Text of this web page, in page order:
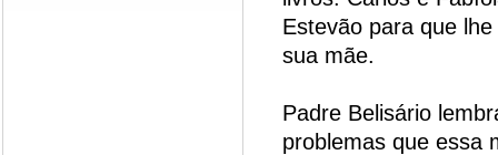
Estevão para que
sua mãe.
Padre Belisário
problemas que essa